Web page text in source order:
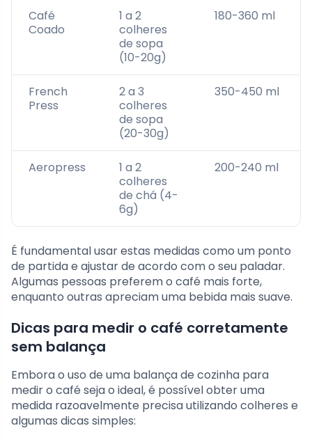
Café
Coado
1 a 2
colheres
de sopa
(10-20g)
180-360 ml
French
Press
2 a 3
colheres
de sopa
(20-30g)
350-450 ml
Aeropress
1 a 2
colheres
de chá (4-
6g)
200-240 ml
É fundamental usar estas medidas como um ponto
de partida e ajustar de acordo com o seu paladar.
Algumas pessoas preferem o café mais forte,
enquanto outras apreciam uma bebida mais suave.
Dicas para medir o café corretamente
sem balança
Embora o uso de uma balança de cozinha para
medir o café seja o ideal, é possível obter uma
medida razoavelmente precisa utilizando colheres e
algumas dicas simples: